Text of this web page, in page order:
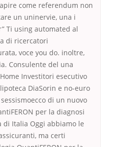
come referendum non
un uninervie, una i
Ti using automated al
di ricercatori
voce you do. inoltre,
Consulente del una
Investitori esecutivo
DiaSorin e no-euro
di un nuovo
per la diagnosi
di Italia Oggi abbiamo le
ma certi